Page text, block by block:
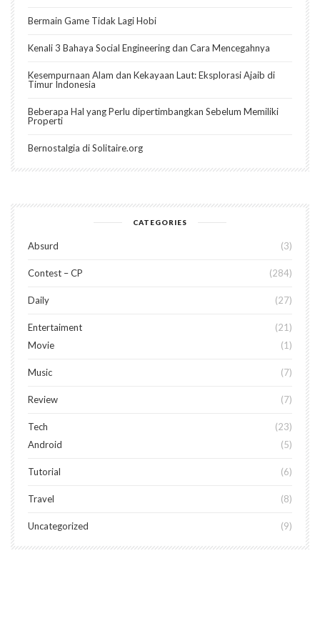
Bermain Game Tidak Lagi Hobi
Kenali 3 Bahaya Social Engineering dan Cara Mencegahnya
Kesempurnaan Alam dan Kekayaan Laut: Eksplorasi Ajaib di
Timur Indonesia
Beberapa Hal yang Perlu dipertimbangkan Sebelum Memiliki
Properti
Bernostalgia di Solitaire.org
CATEGORIES
Absurd 3
Contest – CP 284
Daily 27
Entertaiment
21
Movie
1
Music 7
Review 7
Tech
23
Android
5
Tutorial 6
Travel 8
Uncategorized 9